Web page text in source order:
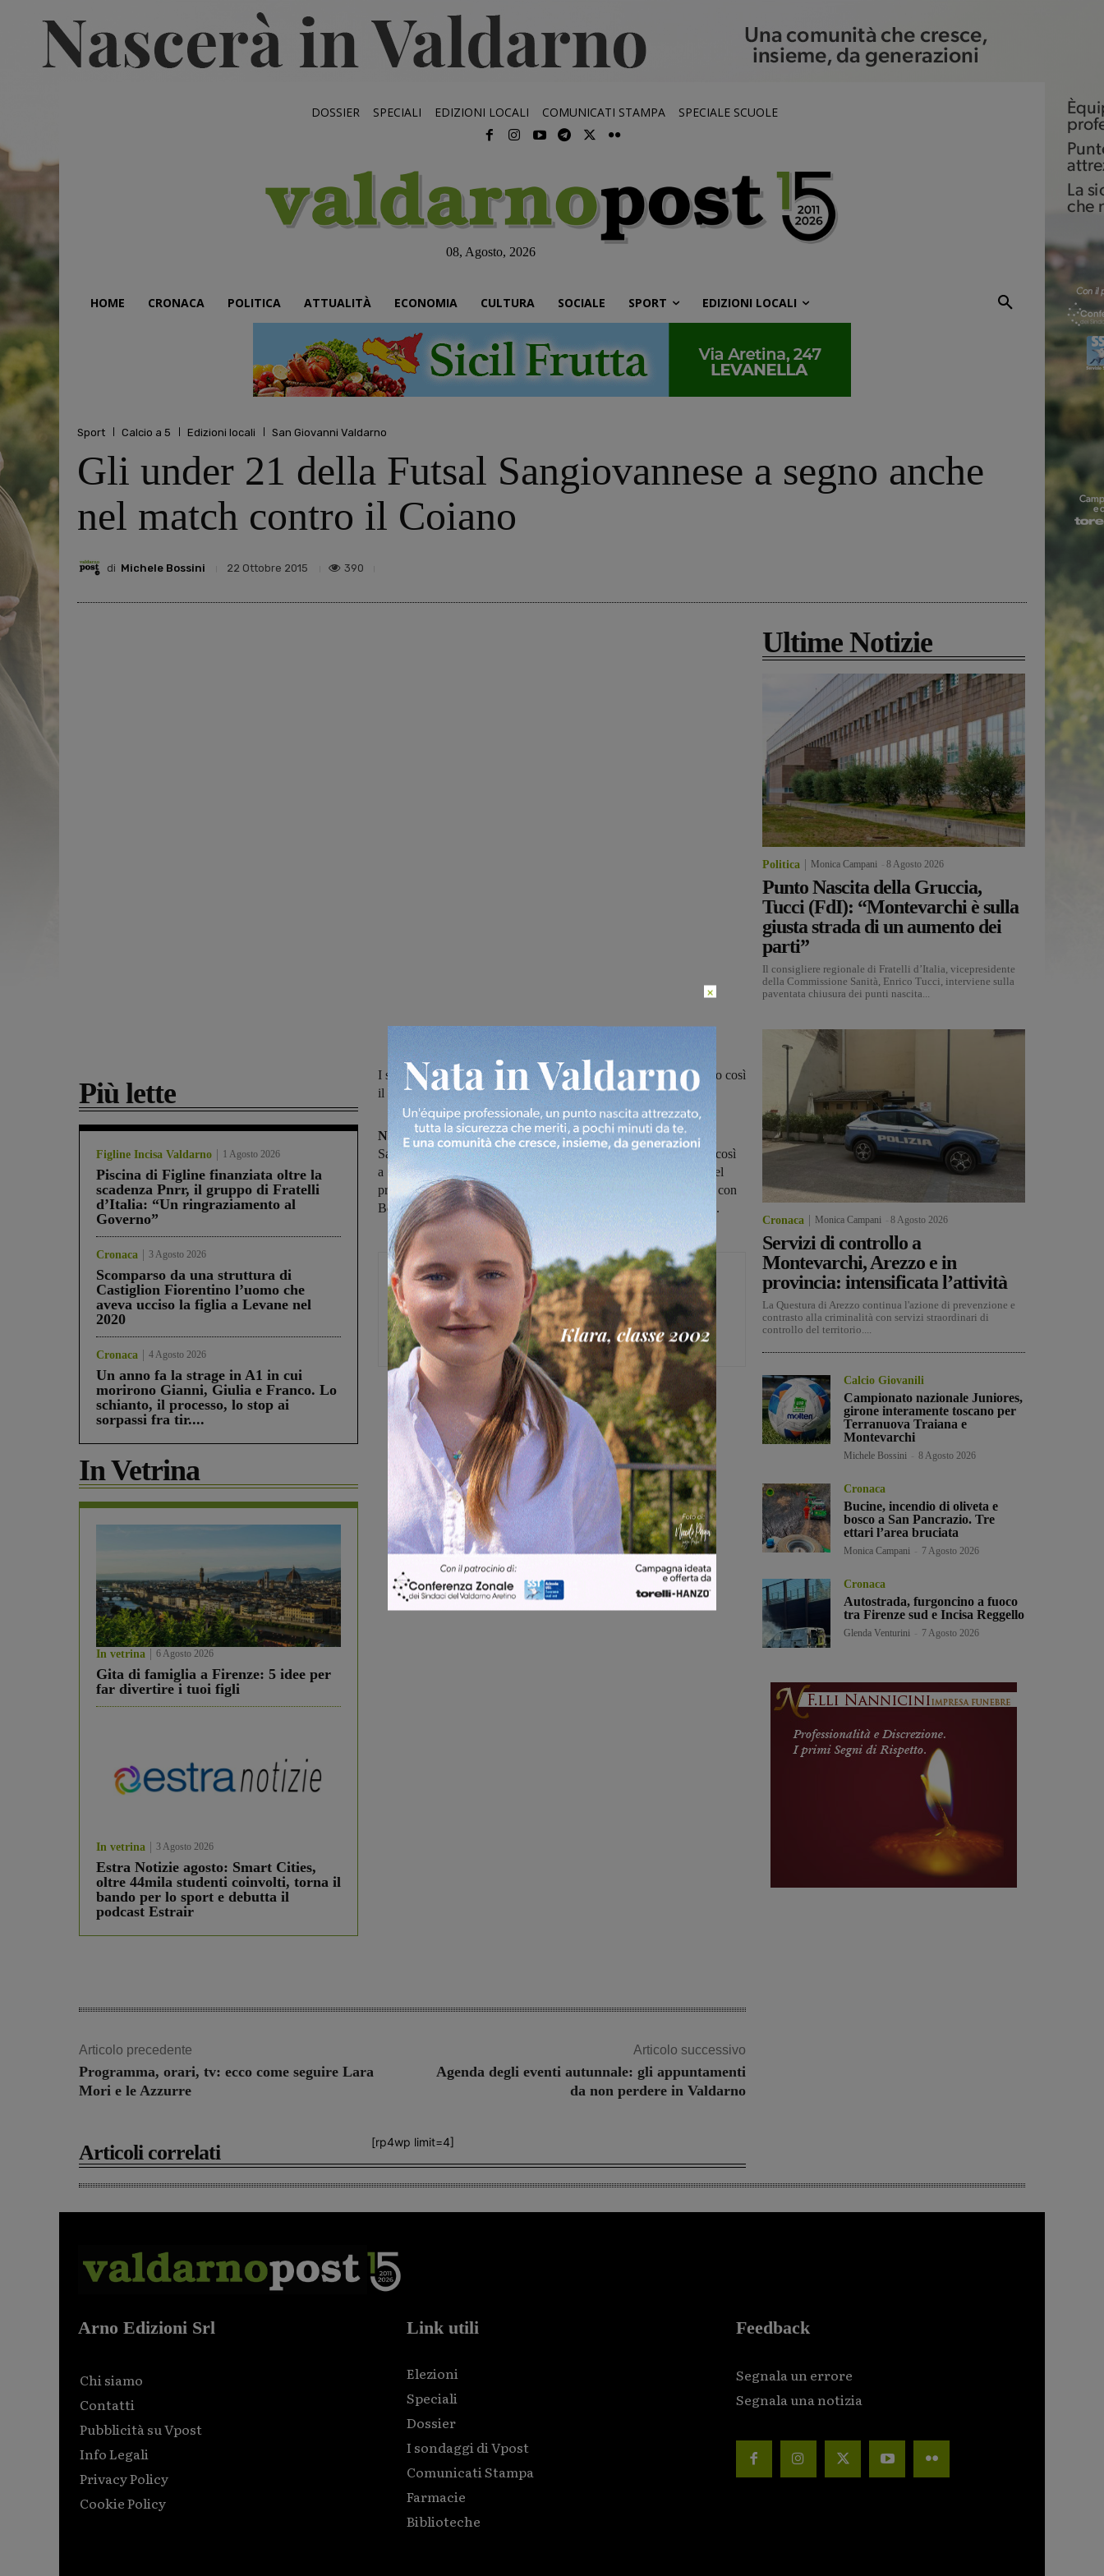
DOSSIER SPECIALI EDIZIONI LOCALI COMUNICATI STAMPA SPECIALE SCUOLE
08, Agosto, 2026
HOME CRONACA POLITICA ATTUALITÀ ECONOMIA CULTURA SOCIALE SPORT EDIZIONI LOCALI
Sport Calcio a 5 Edizioni locali San Giovanni Valdarno
Gli under 21 della Futsal Sangiovannese a segno anche
nel match contro il Coiano
di Michele Bossini 22 Ottobre 2015 390
Più lette
Figline Incisa Valdarno 1 Agosto 2026
Piscina di Figline finanziata oltre la
scadenza Pnrr, il gruppo di Fratelli
d’Italia: “Un ringraziamento al
Governo”
Cronaca 3 Agosto 2026
Scomparso da una struttura di
Castiglion Fiorentino l’uomo che
aveva ucciso la figlia a Levane nel
2020
Cronaca 4 Agosto 2026
Un anno fa la strage in A1 in cui
morirono Gianni, Giulia e Franco. Lo
schianto, il processo, lo stop ai
sorpassi fra tir....
In Vetrina
In vetrina 6 Agosto 2026
Gita di famiglia a Firenze: 5 idee per
far divertire i tuoi figli
In vetrina 3 Agosto 2026
Estra Notizie agosto: Smart Cities,
oltre 44mila studenti coinvolti, torna il
bando per lo sport e debutta il
podcast Estrair
I sangiovannesi battono il Coiano per 3-1 in rimonta e conquistano così
il terzo successo in altrettante gare di campionato
Nella terza giornatadel campionato under 21 la Futsal
Sangiovannese si impone per 3-1 contro il Cdp Coiano, restando così
a punteggio pieno. Dopo essere passati in svantaggio nel corso del
primo tempo, nella ripresa
i sangiovannesi sono andati a segno con
Becattini (due volte) e Vargas, conquistando l'intera posta in palio.
Michele Bossini
Share
Articolo precedente
Programma, orari, tv: ecco come seguire Lara
Mori e le Azzurre
Articolo successivo
Agenda degli eventi autunnale: gli appuntamenti
da non perdere in Valdarno
[rp4wp limit=4]
Articoli correlati
Ultime Notizie
Politica Monica Campani 8 Agosto 2026
Punto Nascita della Gruccia,
Tucci (FdI): “Montevarchi è sulla
giusta strada di un aumento dei
parti”
Il consigliere regionale di Fratelli d’Italia, vicepresidente
della Commissione Sanità, Enrico Tucci, interviene sulla
paventata chiusura dei punti nascita...
Cronaca Monica Campani 8 Agosto 2026
Servizi di controllo a
Montevarchi, Arezzo e in
provincia: intensificata l’attività
La Questura di Arezzo continua l'azione di prevenzione e
contrasto alla criminalità con servizi straordinari di
controllo del territorio....
Calcio Giovanili
Campionato nazionale Juniores,
girone interamente toscano per
Terranuova Traiana e
Montevarchi
Michele Bossini 8 Agosto 2026
Cronaca
Bucine, incendio di oliveta e
bosco a San Pancrazio. Tre
ettari l’area bruciata
Monica Campani 7 Agosto 2026
Cronaca
Autostrada, furgoncino a fuoco
tra Firenze sud e Incisa Reggello
Glenda Venturini 7 Agosto 2026
Arno Edizioni Srl
Chi siamo
Contatti
Pubblicità su Vpost
Info Legali
Privacy Policy
Cookie Policy
Link utili
Elezioni
Speciali
Dossier
I sondaggi di Vpost
Comunicati Stampa
Farmacie
Biblioteche
Feedback
Segnala un errore
Segnala una notizia
×